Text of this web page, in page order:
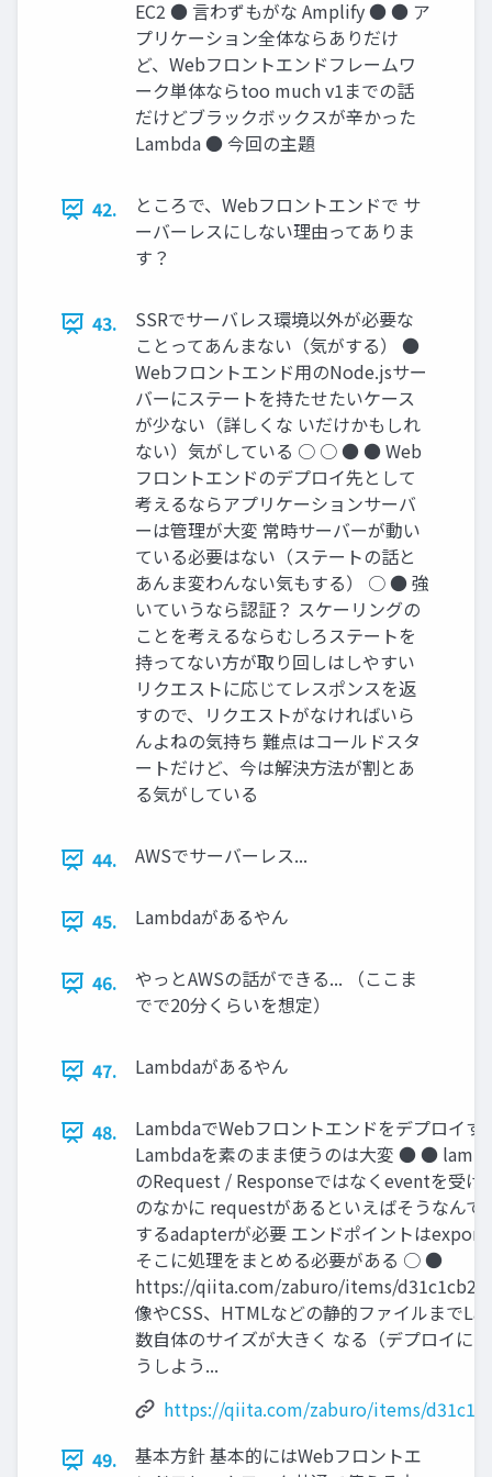
EC2 ● 言わずもがな Amplify ● ● ア
プリケーション全体ならありだけ
ど、Webフロントエンドフレームワ
ーク単体ならtoo much v1までの話
だけどブラックボックスが辛かった
Lambda ● 今回の主題
42.
ところで、Webフロントエンドで サ
ーバーレスにしない理由ってありま
す？
43.
SSRでサーバレス環境以外が必要な
ことってあんまない（気がする） ●
Webフロントエンド用のNode.jsサー
バーにステートを持たせたいケース
が少ない（詳しくな いだけかもしれ
ない）気がしている ○ ○ ● ● Web
フロントエンドのデプロイ先として
考えるならアプリケーションサーバ
ーは管理が大変 常時サーバーが動い
ている必要はない（ステートの話と
あんま変わんない気もする） ○ ● 強
いていうなら認証？ スケーリングの
ことを考えるならむしろステートを
持ってない方が取り回しはしやすい
リクエストに応じてレスポンスを返
すので、リクエストがなければいら
んよねの気持ち 難点はコールドスタ
ートだけど、今は解決方法が割とあ
る気がしている
44. AWSでサーバーレス...
45. Lambdaがあるやん
46.
やっとAWSの話ができる... （ここま
でで20分くらいを想定）
47. Lambdaがあるやん
48.
LambdaでWebフロントエンドをデプロイす
Lambdaを素のまま使うのは大変 ● ●
のRequest / Responseではなくeventを受
のなかに requestがあるといえばそうなんで
するadapterが必要 エンドポイントは
そこに処理をまとめる必要がある ○ ●
https://qiita.com/zaburo/items/
像やCSS、HTMLなどの静的ファイルまで
数自体のサイズが大きく なる（デプロイに
うしよう...
https://qiita.com/zaburo/items/
49.
基本方針 基本的にはWebフロントエ